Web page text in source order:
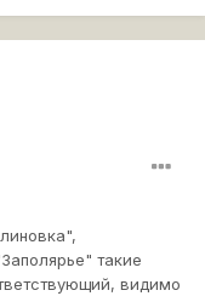
такие
видимо